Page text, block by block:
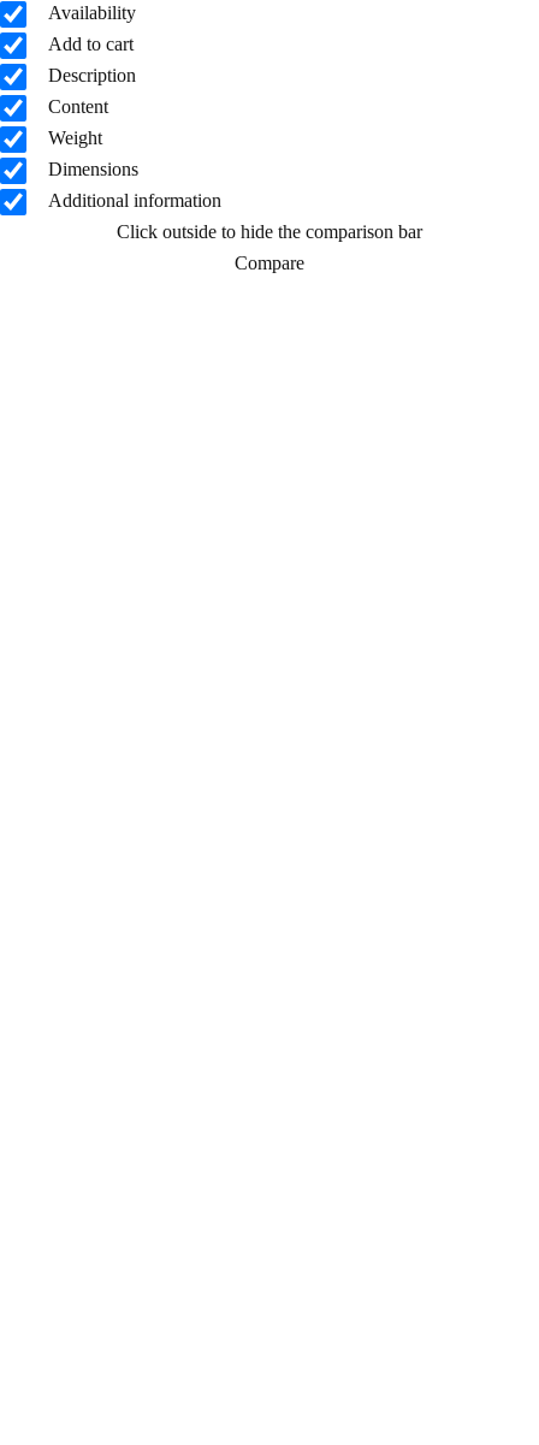
Availability
Add to cart
Description
Content
Weight
Dimensions
Additional information
Click outside to hide the comparison bar
Compare